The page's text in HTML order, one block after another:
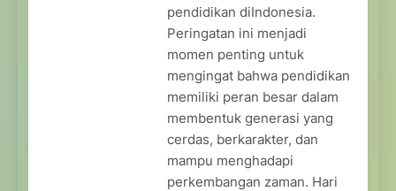
pendidikan diIndonesia.
Peringatan ini menjadi
momen penting untuk
mengingat bahwa pendidikan
memiliki peran besar dalam
membentuk generasi yang
cerdas, berkarakter, dan
mampu menghadapi
perkembangan zaman. Hari